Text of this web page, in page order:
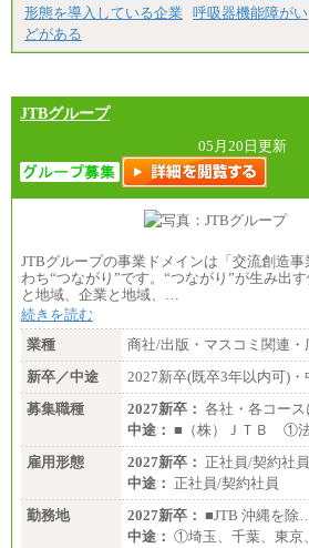
形態を導入している企業
呼吸器機能障がい
どがある
JTBグループ
05月20日更新
JTBグループの事業ドメインは「交流創造
わち“つながり”です。“つながり”が生み出
と地域、企業と地域、…
続きを読む
業種
商社/出版・マスコミ関連
新卒／中途
2027新卒(既卒3年以内可)・
募集職種
2027新卒： 各社・各コー
中途： ■（株）ＪＴＢ ①
雇用形態
2027新卒： 正社員/契約社員
中途： 正社員/契約社員
勤務地
2027新卒： ■JTB 沖縄を除
中途： ①埼玉、千葉、東